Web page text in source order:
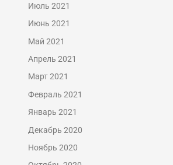
Июль 2021
Июнь 2021
Май 2021
Апрель 2021
Март 2021
Февраль 2021
Январь 2021
Декабрь 2020
Ноябрь 2020